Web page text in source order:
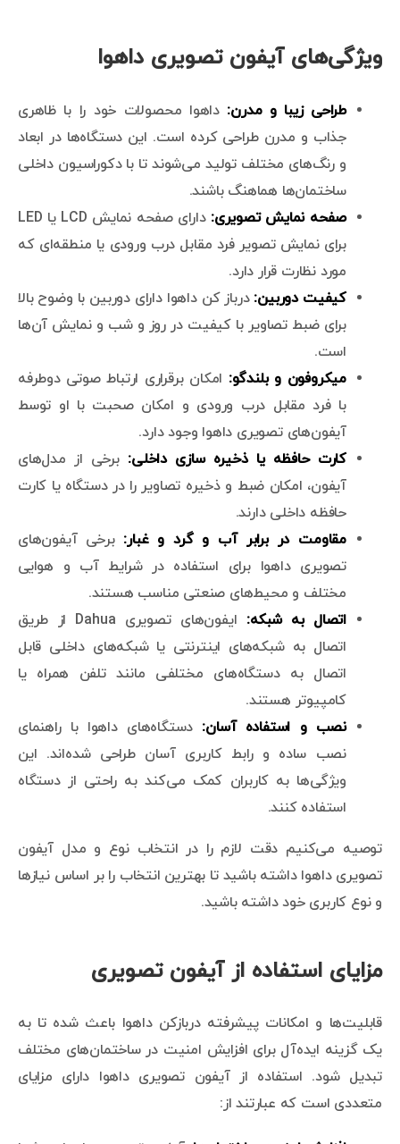
ویژگی‌های آیفون تصویری داهوا
طراحی زیبا و مدرن: داهوا محصولات خود را با ظاهری
جذاب و مدرن طراحی کرده است. این دستگاه‌ها در ابعاد
و رنگ‌های مختلف تولید می‌شوند تا با دکوراسیون داخلی
ساختمان‌ها هماهنگ باشند.
صفحه نمایش تصویری:
دارای صفحه نمایش LCD یا LED
برای نمایش تصویر فرد مقابل درب ورودی یا منطقه‌ای که
مورد نظارت قرار دارد.
کیفیت دوربین: درباز کن داهوا دارای دوربین با وضوح بالا
برای ضبط تصاویر با کیفیت در روز و شب و نمایش آن‌ها
است.
میکروفون و بلندگو: امکان برقراری ارتباط صوتی دوطرفه
با فرد مقابل درب ورودی و امکان صحبت با او توسط
آیفون‌های تصویری داهوا وجود دارد.
کارت حافظه یا ذخیره سازی داخلی: برخی از مدل‌های
آیفون، امکان ضبط و ذخیره تصاویر را در دستگاه یا کارت
حافظه داخلی دارند.
مقاومت در برابر آب و گرد و غبار: برخی آیفون‌های
تصویری داهوا برای استفاده در شرایط آب و هوایی
مختلف و محیط‌های صنعتی مناسب هستند.
اتصال به شبکه:
ایفون‌های تصویری Dahua از طریق
اتصال به شبکه‌های اینترنتی یا شبکه‌های داخلی قابل
اتصال به دستگاه‌های مختلفی مانند تلفن همراه یا
کامپیوتر هستند.
نصب و استفاده آسان: دستگاه‌های داهوا با راهنمای
نصب ساده و رابط کاربری آسان طراحی شده‌اند. این
ویژگی‌ها به کاربران کمک می‌کند به راحتی از دستگاه
استفاده کنند.
توصیه می‌کنیم دقت لازم را در انتخاب نوع و مدل آیفون
تصویری داهوا داشته باشید تا بهترین انتخاب را بر اساس نیازها
و نوع کاربری خود داشته باشید.
مزایای استفاده از آیفون تصویری
قابلیت‌ها و امکانات پیشرفته دربازکن داهوا باعث شده تا به
یک گزینه ایده‌آل برای افزایش امنیت در ساختمان‌های مختلف
تبدیل شود. استفاده از آیفون تصویری داهوا دارای مزایای
متعددی است که عبارتند از: